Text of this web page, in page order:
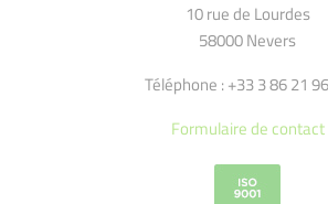
10 rue de Lourdes
58000 Nevers
Téléphone : +33 3 86 21
Formulaire de contact